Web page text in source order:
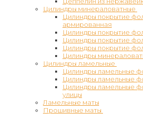
Цилиндры минераловатные
Цилиндры покрытие
армированная
Цилиндры покрытие
Цилиндры покрытие
Цилиндры покрытие
Цилиндры
Цилиндры ламельные
Цилиндры ламельные
Цилиндры ламельные
Цилиндры ламельные
улицы
Ламельные маты
Прошивные маты